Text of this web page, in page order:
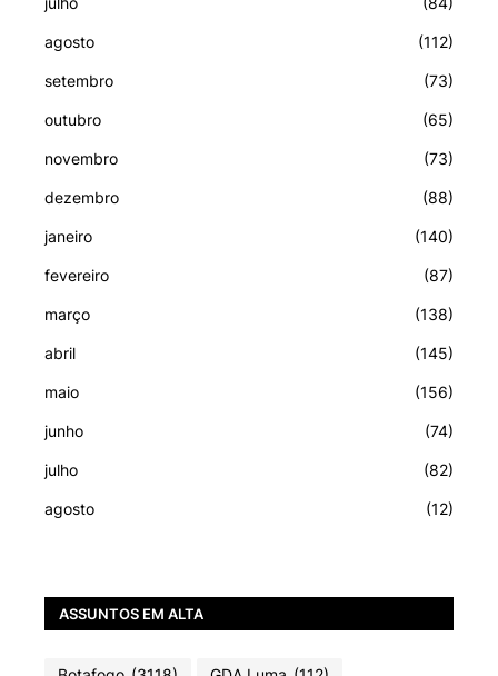
agosto (112)
setembro (73)
outubro (65)
novembro (73)
dezembro (88)
janeiro (140)
fevereiro (87)
março (138)
abril (145)
maio (156)
junho (74)
julho (82)
agosto (12)
ASSUNTOS EM ALTA